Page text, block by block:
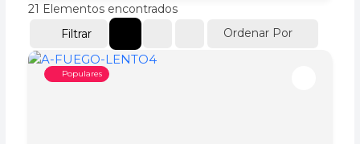
21 Elementos encontrados
Filtrar
Ordenar Por
Populares